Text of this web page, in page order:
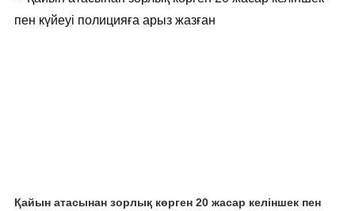
Қайын атасынан зорлық көрген 20 жасар келіншек пен